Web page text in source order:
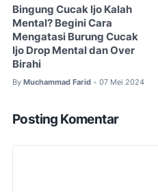
Bingung Cucak Ijo Kalah
Mental? Begini Cara
Mengatasi Burung Cucak
Ijo Drop Mental dan Over
Birahi
By Muchammad Farid • 07 Mei 2024
Posting Komentar